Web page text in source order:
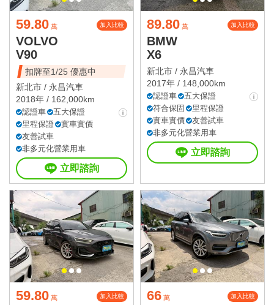
59.80 萬 加入比較
VOLVO
V90
扣牌至1/25 優惠中
新北市 / 永昌汽車
2018年 / 162,000km
認證車
五大保證
里程保證
實車實價
友善試車
非多元化營業用車
立即諮詢
89.80 萬 加入比較
BMW
X6
新北市 / 永昌汽車
2017年 / 148,000km
認證車
五大保證
符合保固
里程保證
實車實價
友善試車
非多元化營業用車
立即諮詢
59.80 萬 加入比較 66 萬 加入比較